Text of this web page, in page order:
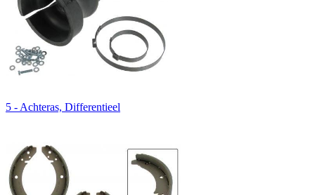
5 - Achteras, Differentieel